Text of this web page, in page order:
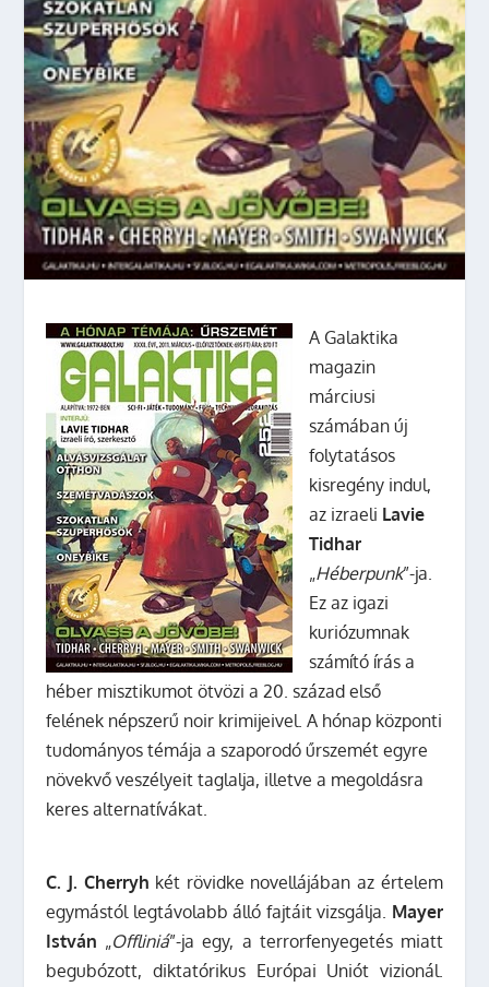
A Galaktika
magazin
márciusi
számában új
folytatásos
kisregény indul,
az izraeli Lavie
Tidhar
„Héberpunk”-ja.
Ez az igazi
kuriózumnak
számító írás a
héber misztikumot ötvözi a 20. század első
felének népszerű noir krimijeivel. A hónap központi
tudományos témája a szaporodó űrszemét egyre
növekvő veszélyeit taglalja, illetve a megoldásra
keres alternatívákat.
C. J. Cherryh két rövidke novellájában az értelem
egymástól legtávolabb álló fajtáit vizsgálja. Mayer
István „Offliniá”-ja egy, a terrorfenyegetés miatt
begubózott, diktatórikus Európai Uniót vizionál.